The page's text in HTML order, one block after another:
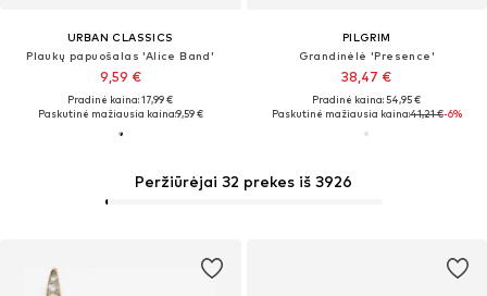
URBAN CLASSICS
Plaukų papuošalas 'Alice Band'
9,59 €
Pradinė kaina: 17,99 €
Paskutinė mažiausia kaina:9,59 €
PILGRIM
Grandinėlė 'Presence'
38,47 €
Pradinė kaina: 54,95 €
Paskutinė mažiausia kaina:41,21 €-6%
Peržiūrėjai 32 prekes iš 3926